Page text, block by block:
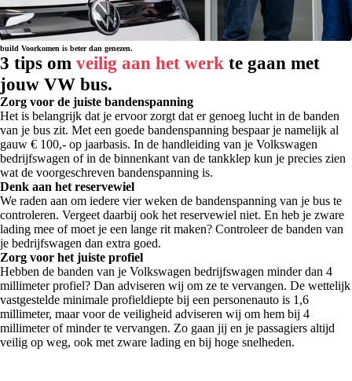
build Voorkomen is beter dan genezen.
3 tips om veilig aan het werk te gaan met
jouw VW bus.
Zorg voor de juiste bandenspanning
Het is belangrijk dat je ervoor zorgt dat er genoeg lucht in de banden
van je bus zit. Met een goede bandenspanning bespaar je namelijk al
gauw € 100,- op jaarbasis. In de handleiding van je Volkswagen
bedrijfswagen of in de binnenkant van de tankklep kun je precies zien
wat de voorgeschreven bandenspanning is.
Denk aan het reservewiel
We raden aan om iedere vier weken de bandenspanning van je bus te
controleren. Vergeet daarbij ook het reservewiel niet. En heb je zware
lading mee of moet je een lange rit maken? Controleer de banden van
je bedrijfswagen dan extra goed.
Zorg voor het juiste profiel
Hebben de banden van je Volkswagen bedrijfswagen minder dan 4
millimeter profiel? Dan adviseren wij om ze te vervangen. De wettelijk
vastgestelde minimale profieldiepte bij een personenauto is 1,6
millimeter, maar voor de veiligheid adviseren wij om hem bij 4
millimeter of minder te vervangen. Zo gaan jij en je passagiers altijd
veilig op weg, ook met zware lading en bij hoge snelheden.